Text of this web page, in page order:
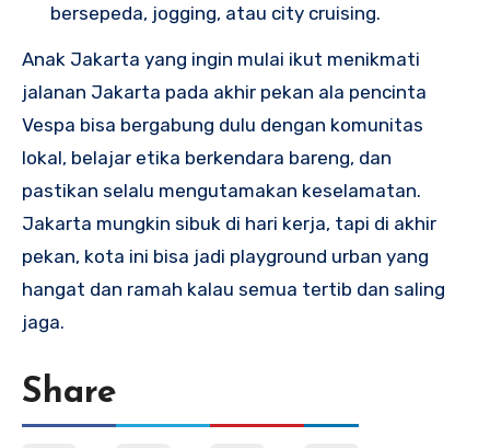
bersepeda, jogging, atau city cruising.
Anak Jakarta yang ingin mulai ikut menikmati
jalanan Jakarta pada akhir pekan ala pencinta
Vespa bisa bergabung dulu dengan komunitas
lokal, belajar etika berkendara bareng, dan
pastikan selalu mengutamakan keselamatan.
Jakarta mungkin sibuk di hari kerja, tapi di akhir
pekan, kota ini bisa jadi playground urban yang
hangat dan ramah kalau semua tertib dan saling
jaga.
Share